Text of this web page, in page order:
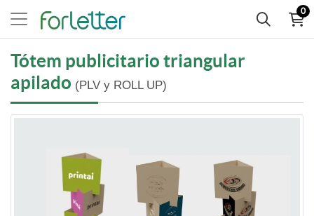
0
Tótem publicitario triangular
apilado (PLV y ROLL UP)